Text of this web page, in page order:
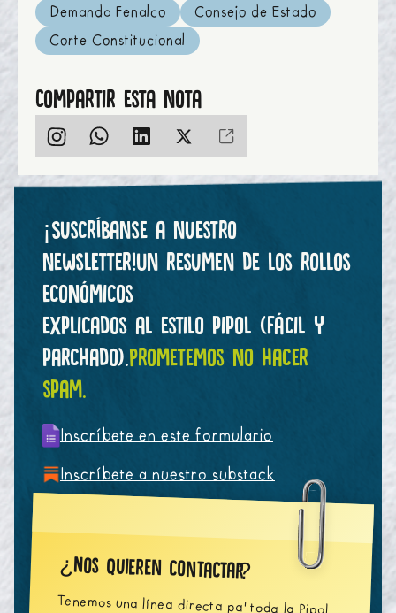
Demanda Fenalco
Consejo de Estado
Corte Constitucional
Compartir esta nota
¡Suscríbanse a nuestro
newsletter!Un resumen de los rollos
económicos
explicados al estilo pipol (fácil y
parchado). Prometemos no hacer
spam.
Inscríbete en este formulario
Inscríbete a nuestro substack
¿Nos quieren contactar?
Tenemos una línea directa pa' toda la Pipol.